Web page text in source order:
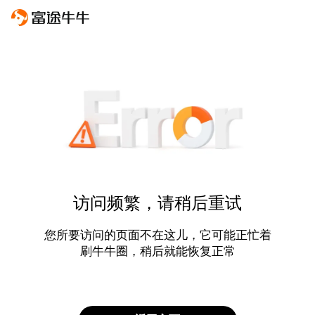
访问频繁，请稍后重试
您所要访问的页面不在这儿，它可能正忙着
刷牛牛圈，稍后就能恢复正常